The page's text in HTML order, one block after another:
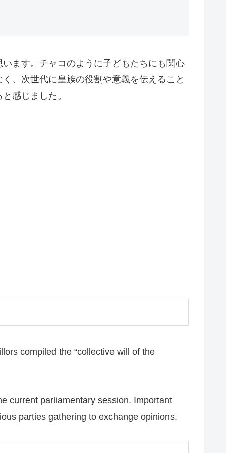
ます。チャコのように子どもたちにも関心
、次世代に皇族の役割や意義を伝えること
感じました。
compiled the “collective will of the
current parliamentary session. Important
parties gathering to exchange opinions.